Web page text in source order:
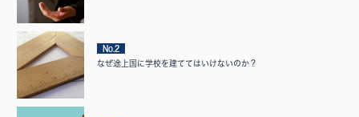
No.2
なぜ途上国に学校を建ててはいけないのか？